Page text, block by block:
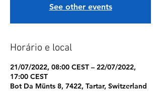
See other events
Horário e local
21/07/2022, 08:00 CEST – 22/07/2022,
17:00 CEST
Bot Da Münts 8, 7422, Tartar, Switzerland